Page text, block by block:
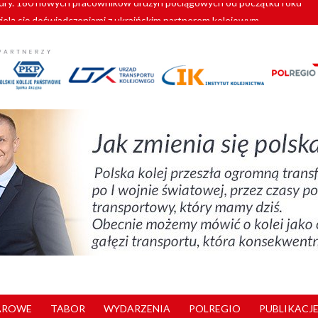
się doświadczeniami z ukraińskim partnerem kolejowym
Vectrony na 230 km/h
pociągi od PESA. Sześć nowoczesnych ELF-ów wyjedzie na tory w
180 nowych pracowników drużyn pociągowych od początku roku
TABOR WYDARZENIA POLREGIO